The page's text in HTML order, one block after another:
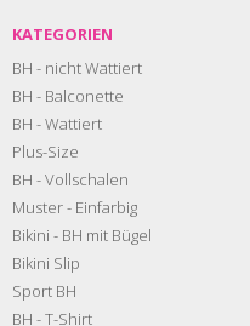
KATEGORIEN
BH - nicht Wattiert
BH - Balconette
BH - Wattiert
Plus-Size
BH - Vollschalen
Muster - Einfarbig
Bikini - BH mit Bügel
Bikini Slip
Sport BH
BH - T-Shirt